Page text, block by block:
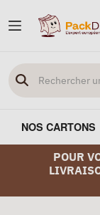
NOS CARTONS
POUR